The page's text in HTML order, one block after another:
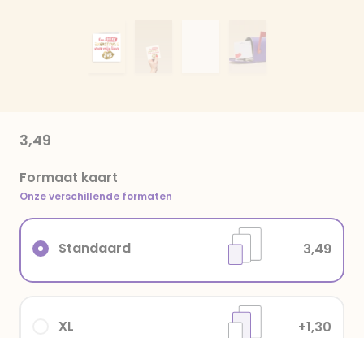
3,49
Formaat kaart
Onze verschillende formaten
XL +1,30
Standaard 3,49